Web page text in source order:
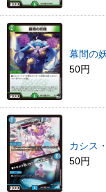
幕間の
50円
カシス
50円